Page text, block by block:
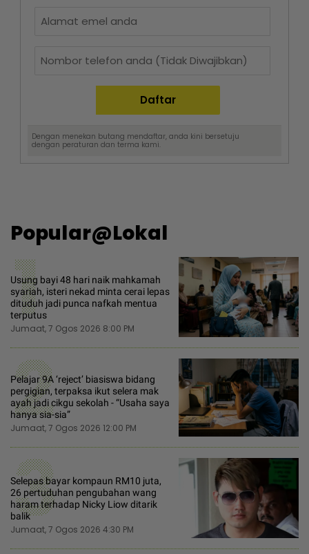
Dengan menekan butang mendaftar, anda kini bersetuju
dengan peraturan dan terma kami.
Popular@Lokal
1
Usung bayi 48 hari naik mahkamah
syariah, isteri nekad minta cerai lepas
dituduh jadi punca nafkah mentua
terputus
Jumaat, 7 Ogos 2026 8:00 PM
2
Pelajar 9A ‘reject’ biasiswa bidang
pergigian, terpaksa ikut selera mak
ayah jadi cikgu sekolah - “Usaha saya
hanya sia-sia”
Jumaat, 7 Ogos 2026 12:00 PM
3
Selepas bayar kompaun RM10 juta,
26 pertuduhan pengubahan wang
haram terhadap Nicky Liow ditarik
balik
Jumaat, 7 Ogos 2026 4:30 PM